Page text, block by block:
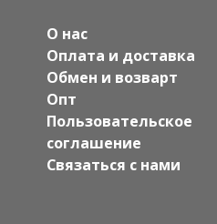
О нас
Оплата и доставка
Обмен и возварт
Опт
Пользовательское
соглашение
Связаться с нами